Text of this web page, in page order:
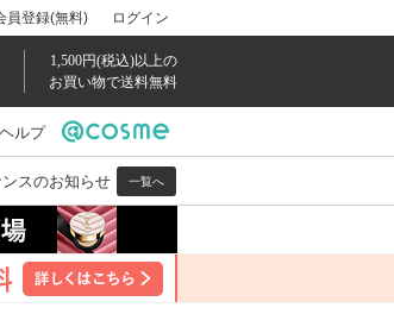
員登録(無料) ログイン
1,500円(税込)以上の
お買い物で送料無料
ヘルプ
ンスのお知らせ 一覧へ